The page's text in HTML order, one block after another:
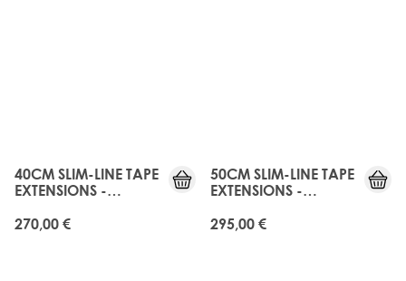
40CM SLIM-LINE TAPE
EXTENSIONS -
270,00 €
50CM SLIM-LINE TAPE
EXTENSIONS -
295,00 €